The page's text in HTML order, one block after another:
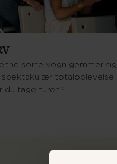
sorte vogn gemmer sig
spektakulær totaloplevelse.
du tage turen?